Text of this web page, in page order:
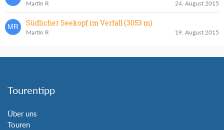
Martin R 24. August 2015
Südlicher Seekopf im Verfall (3053 m)
Martin R 19. August 2015
Tourentipp
Über uns
Touren